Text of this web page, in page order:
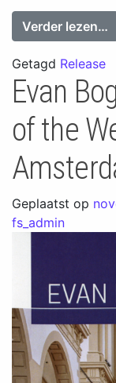
Verder lezen…
Getagd Release
Evan
of the
Geplaatst op
fs_admin